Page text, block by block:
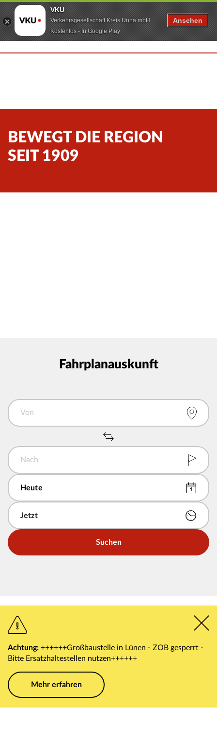
BEWEGT DIE REGION
SEIT 1909
Fahrplanauskunft
Von
Von und Nach tauschen
Nach
Suchen
Achtung: ++++++Großbaustelle in Lünen - ZOB gesperrt -
Bitte Ersatzhaltestellen nutzen++++++
Mehr erfahren
VKU
Verkehrsgesellschaft Kreis Unna mbH
Kostenlos - In Google Play
Ansehen